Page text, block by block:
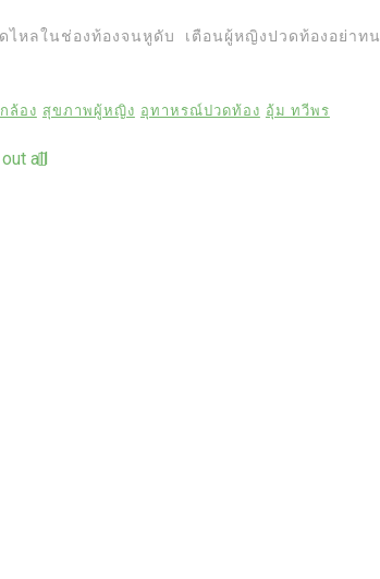
หลในช่องท้องจนหูดับ เตือนผู้หญิงปวดท้องอย่าทน
ล้อง สุขภาพผู้หญิง อุทาหรณ์ปวดท้อง อุ้ม ทวีพร
all